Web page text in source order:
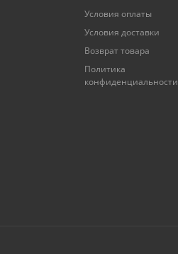
Условия оплаты
Условия доставки
Возврат товара
Политика
конфиденциальности